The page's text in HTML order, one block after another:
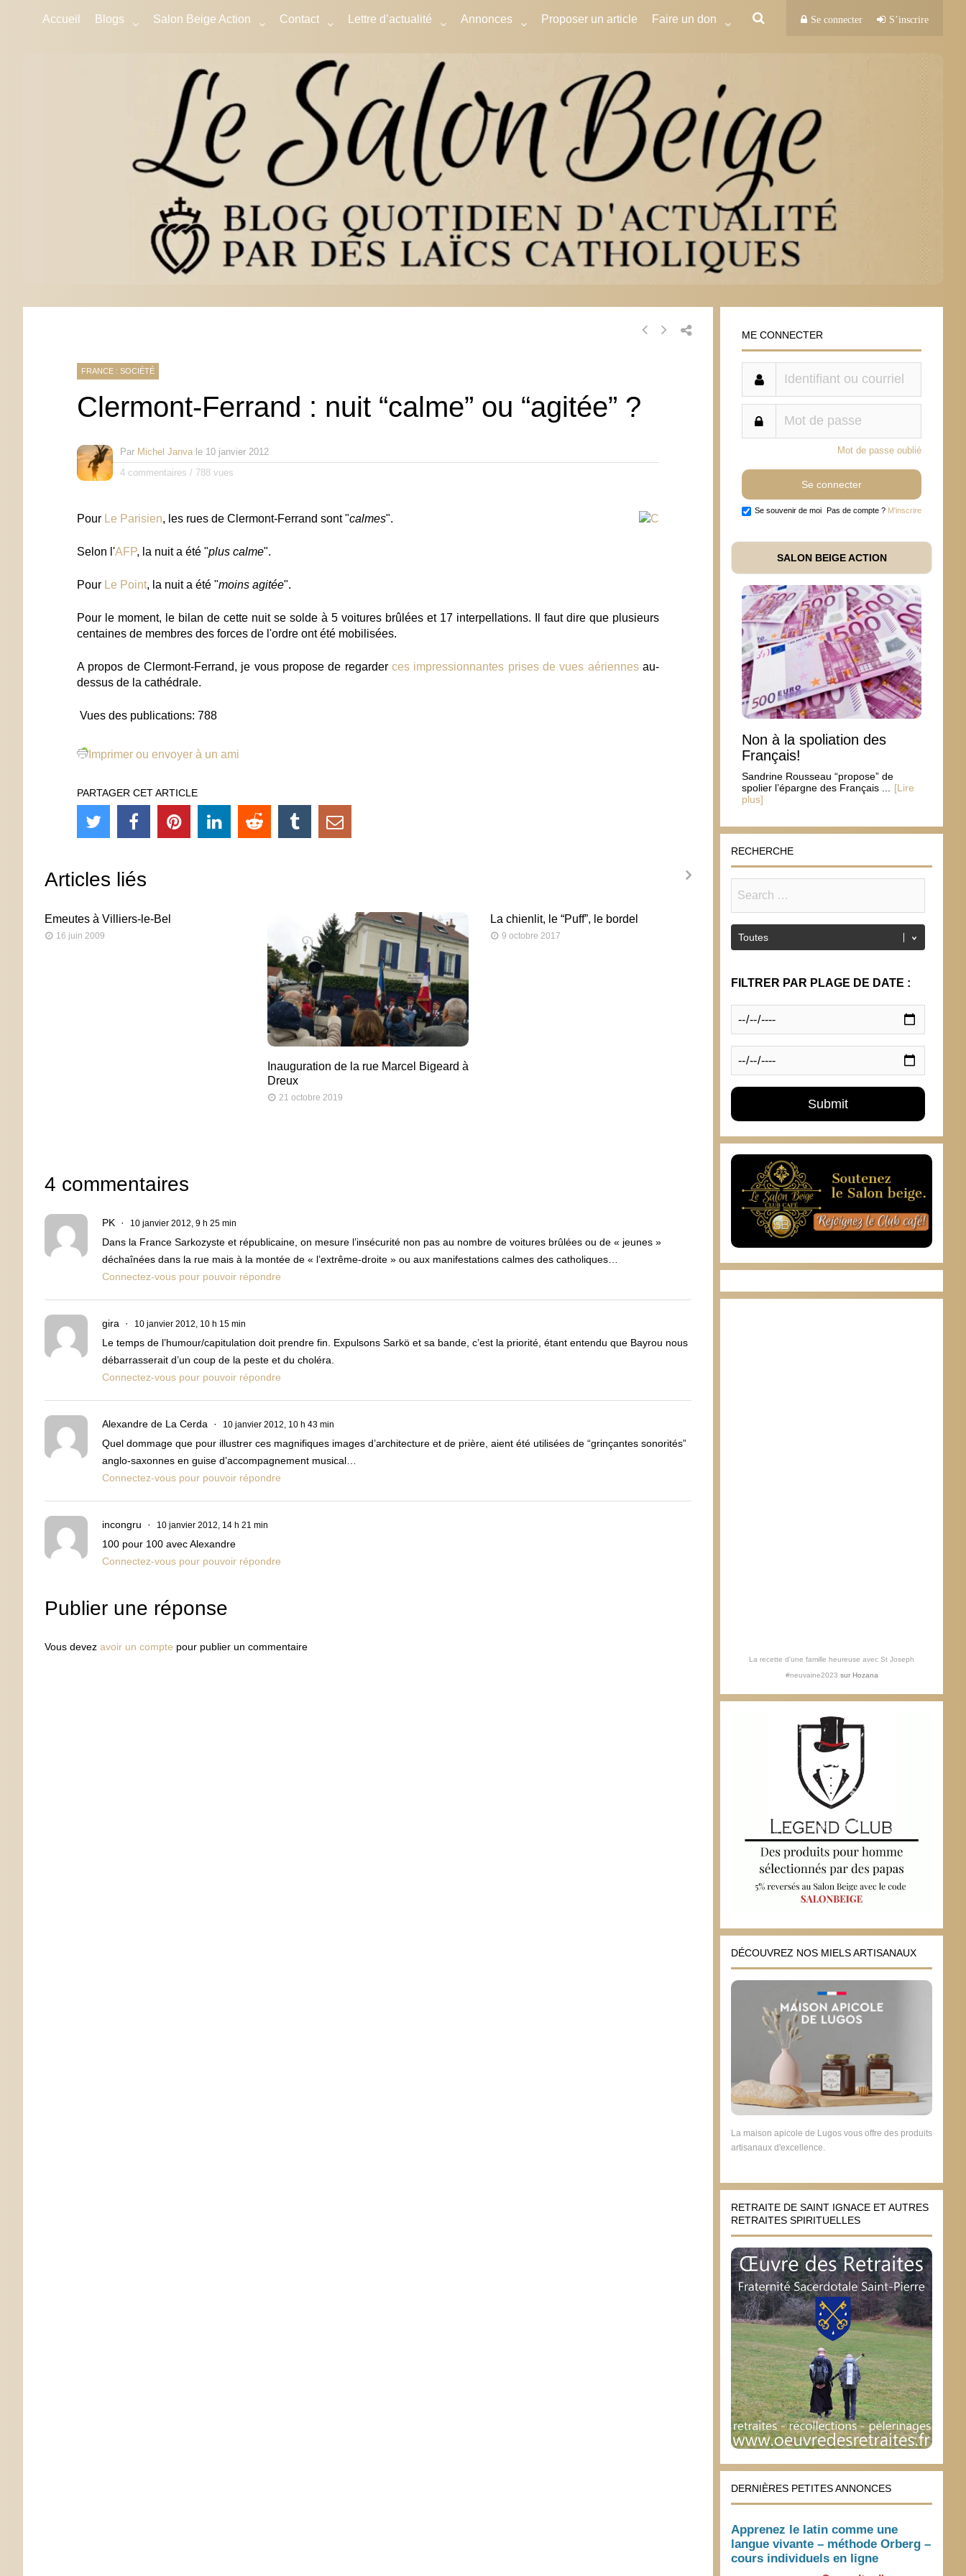
Accueil Blogs Salon Beige Action Contact Lettre d’actualité Annonces Proposer un article Faire un don Se connecter S’inscrire
FRANCE : SOCIÉTÉ
Clermont-Ferrand : nuit “calme” ou “agitée” ?
Par Michel Janva le 10 janvier 2012
4 commentaires / 788 vues
Pour Le Parisien, les rues de Clermont-Ferrand sont "calmes".
Selon l'AFP, la nuit a été "plus calme".
Pour Le Point, la nuit a été "moins agitée".
Pour le moment, le bilan de cette nuit se solde à 5 voitures brûlées et 17 interpellations. Il faut dire que plusieurs
centaines de membres des forces de l'ordre ont été mobilisées.
A propos de Clermont-Ferrand, je vous propose de regarder ces impressionnantes prises de vues aériennesau-
dessus de la cathédrale.
Vues des publications: 788
Imprimer ou envoyer à un ami
PARTAGER CET ARTICLE
Articles liés
Emeutes à Villiers-le-Bel
16 juin 2009
Inauguration de la rue Marcel Bigeard à
Dreux
21 octobre 2019
La chienlit, le “Puff”, le bordel
9 octobre 2017
Céline Pina : “Le discours sur l’accueil
à tous les gouvernements à se donner
bonne conscience tout en laissant
tomber la problématique du handicap”
4 commentaires
PK 10 janvier 2012, 9 h 25 min
Dans la France Sarkozyste et républicaine, on mesure l’insécurité non pas au nombre de voitures brûlées ou de « jeunes »
déchaînées dans la rue mais à la montée de « l’extrême-droite » ou aux manifestations calmes des catholiques…
Connectez-vous pour pouvoir répondre
gira 10 janvier 2012, 10 h 15 min
Le temps de l’humour/capitulation doit prendre fin. Expulsons Sarkö et sa bande, c’est la priorité, étant entendu que Bayrou nous
débarrasserait d’un coup de la peste et du choléra.
Connectez-vous pour pouvoir répondre
Alexandre de La Cerda 10 janvier 2012, 10 h 43 min
Quel dommage que pour illustrer ces magnifiques images d’architecture et de prière, aient été utilisées de “grinçantes sonorités”
anglo-saxonnes en guise d’accompagnement musical…
Connectez-vous pour pouvoir répondre
incongru 10 janvier 2012, 14 h 21 min
100 pour 100 avec Alexandre
Connectez-vous pour pouvoir répondre
Publier une réponse
Vous devez avoir un compte pour publier un commentaire
ME CONNECTER
Mot de passe oublié
Se souvenir de moi Pas de compte ? M'inscrire
SALON BEIGE ACTION
Non à la spoliation des
Français!
Sandrine Rousseau “propose” de
spolier l’épargne des Français ...
[Lire
plus]
RECHERCHE
FILTRER PAR PLAGE DE DATE :
La recette d'une famille heureuse avec St Joseph
#neuvaine2023 sur Hozana
DÉCOUVREZ NOS MIELS ARTISANAUX
La maison apicole de Lugos vous offre des produits
artisanaux d'excellence.
RETRAITE DE SAINT IGNACE ET AUTRES
RETRAITES SPIRITUELLES
DERNIÈRES PETITES ANNONCES
Apprenez le latin comme une
langue vivante – méthode Orberg –
cours individuels en ligne